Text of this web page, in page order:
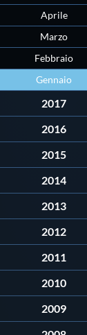
Aprile
Marzo
Febbraio
Gennaio
2017
2016
2015
2014
2013
2012
2011
2010
2009